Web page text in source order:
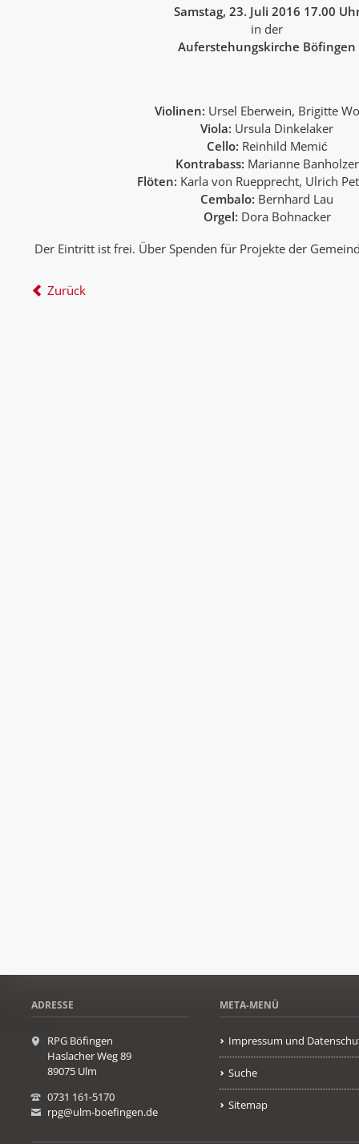
Samstag, 23. Juli 2016 17.00
in der
Auferstehungskirche Böfingen
Violinen: Ursel Eberwein, Brigitte
Viola: Ursula Dinkelaker
Cello: Reinhild Memić
Kontrabass: Marianne Banholzer
Flöten: Karla von Ruepprecht, Ulrich
Cembalo: Bernhard Lau
Orgel: Dora Bohnacker
Der Eintritt ist frei. Über Spenden für Projekte der
Zurück
ADRESSE
RPG Böfingen
Haslacher Weg 89
89075 Ulm
0731 161-5170
rpg@ulm-boefingen.de
META-MENÜ
Impressum und
Suche
Sitemap